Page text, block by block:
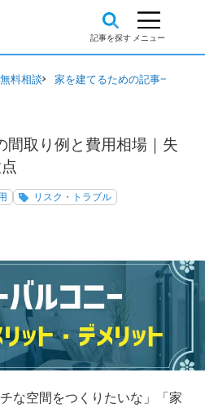
料相談 家を建てるための記事一覧
間取り例と費用相場｜失
リスク・トラブル
な空間をつくりたいな」「家